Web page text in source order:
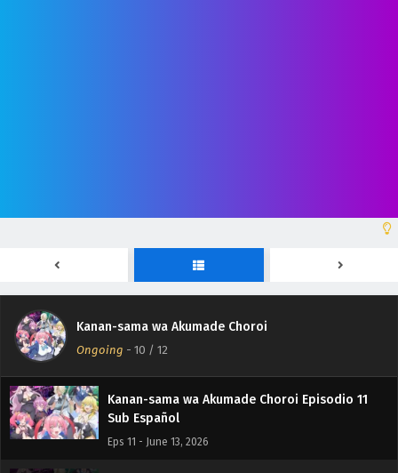
Kanan-sama wa Akumade Choroi
Ongoing - 10 / 12
Kanan-sama wa Akumade Choroi Episodio 12
Sub Español
Eps 12 - June 20, 2026
Kanan-sama wa Akumade Choroi Episodio 11
Sub Español
Eps 11 - June 13, 2026